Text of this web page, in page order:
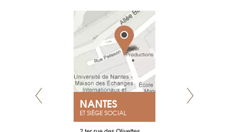
NANTES
ET SIÈGE SOCIAL